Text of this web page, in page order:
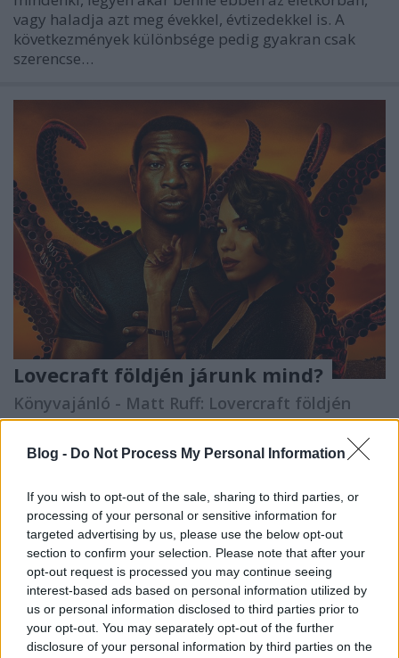
Blog - Do Not Process My Personal Information
If you wish to opt-out of the sale, sharing to third parties, or
processing of your personal or sensitive information for
targeted advertising by us, please use the below opt-out
section to confirm your selection. Please note that after your
opt-out request is processed you may continue seeing
interest-based ads based on personal information utilized by
us or personal information disclosed to third parties prior to
your opt-out. You may separately opt-out of the further
disclosure of your personal information by third parties on the
vagy haladja azt meg évekkel, évtizedekkel is. A
következmények különbsége pedig gyakran csak
szerencse…
Lovecraft földjén járunk mind?
Könyvajánló - Matt Ruff: Lovercraft földjén
lovecrafti beütéssel.